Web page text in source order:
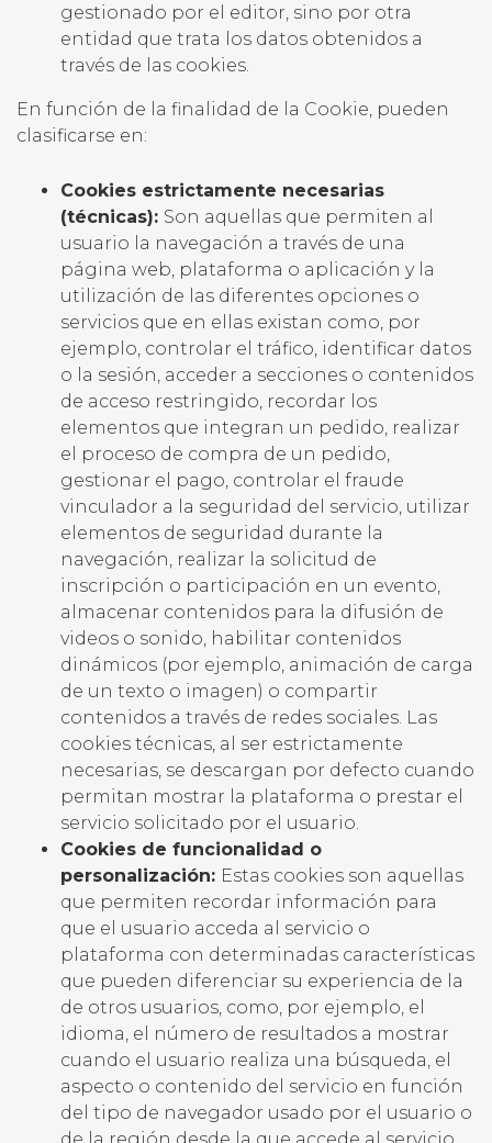
gestionado por el editor, sino por otra
entidad que trata los datos obtenidos a
través de las cookies.
En función de la finalidad de la Cookie, pueden
clasificarse en:
Cookies estrictamente necesarias
(técnicas): Son aquellas que permiten al
usuario la navegación a través de una
página web, plataforma o aplicación y la
utilización de las diferentes opciones o
servicios que en ellas existan como, por
ejemplo, controlar el tráfico, identificar datos
o la sesión, acceder a secciones o contenidos
de acceso restringido, recordar los
elementos que integran un pedido, realizar
el proceso de compra de un pedido,
gestionar el pago, controlar el fraude
vinculador a la seguridad del servicio, utilizar
elementos de seguridad durante la
navegación, realizar la solicitud de
inscripción o participación en un evento,
almacenar contenidos para la difusión de
videos o sonido, habilitar contenidos
dinámicos (por ejemplo, animación de carga
de un texto o imagen) o compartir
contenidos a través de redes sociales. Las
cookies técnicas, al ser estrictamente
necesarias, se descargan por defecto cuando
permitan mostrar la plataforma o prestar el
servicio solicitado por el usuario.
Cookies de funcionalidad o
personalización: Estas cookies son aquellas
que permiten recordar información para
que el usuario acceda al servicio o
plataforma con determinadas características
que pueden diferenciar su experiencia de la
de otros usuarios, como, por ejemplo, el
idioma, el número de resultados a mostrar
cuando el usuario realiza una búsqueda, el
aspecto o contenido del servicio en función
del tipo de navegador usado por el usuario o